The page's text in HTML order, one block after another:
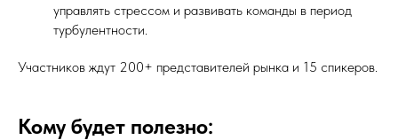
управлять стрессом и развивать команды в период
турбулентности.
Участников ждут 200+ представителей рынка и 15 спикеров.
Кому будет полезно: